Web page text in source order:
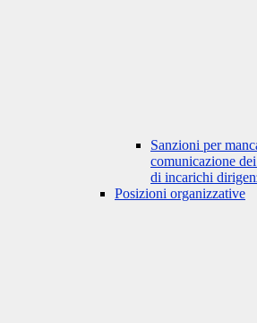
Sanzioni per
comunicazione
di incarichi
Posizioni organizzative